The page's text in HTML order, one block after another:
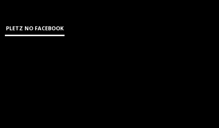
PLETZ NO FACEBOOK